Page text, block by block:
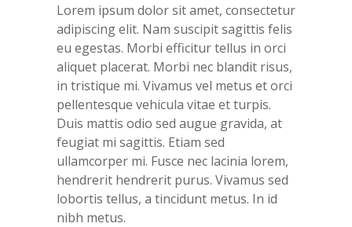
Lorem ipsum dolor sit amet, consectetur
adipiscing elit. Nam suscipit sagittis felis
eu egestas. Morbi efficitur tellus in orci
aliquet placerat. Morbi nec blandit risus,
in tristique mi. Vivamus vel metus et orci
pellentesque vehicula vitae et turpis.
Duis mattis odio sed augue gravida, at
feugiat mi sagittis. Etiam sed
ullamcorper mi. Fusce nec lacinia lorem,
hendrerit hendrerit purus. Vivamus sed
lobortis tellus, a tincidunt metus. In id
nibh metus.